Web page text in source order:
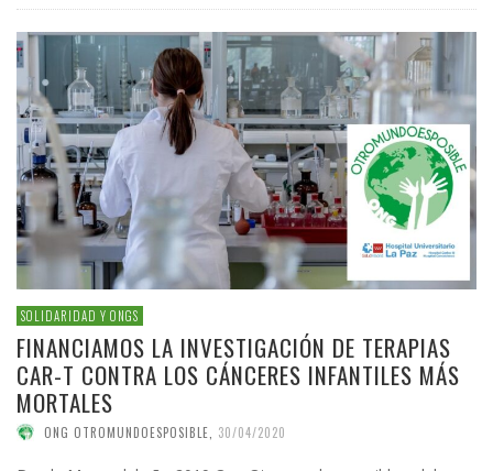
SOLIDARIDAD Y ONGS
FINANCIAMOS LA INVESTIGACIÓN DE TERAPIAS
CAR-T CONTRA LOS CÁNCERES INFANTILES MÁS
MORTALES
ONG OTROMUNDOESPOSIBLE 30/04/2020